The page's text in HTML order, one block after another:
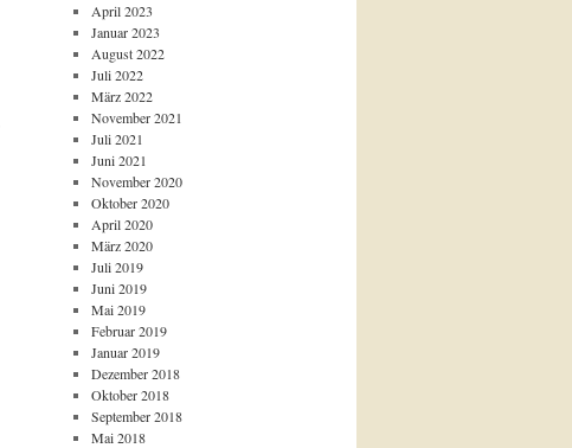
April 2023
Januar 2023
August 2022
Juli 2022
März 2022
November 2021
Juli 2021
Juni 2021
November 2020
Oktober 2020
April 2020
März 2020
Juli 2019
Juni 2019
Mai 2019
Februar 2019
Januar 2019
Dezember 2018
Oktober 2018
September 2018
Mai 2018